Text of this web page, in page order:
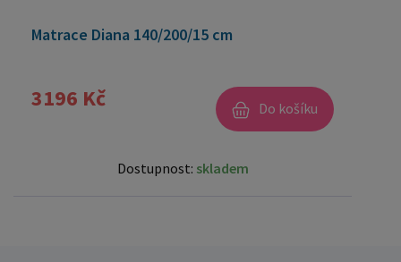
Matrace Diana 140/200/15 cm
3196 Kč Do košíku
Dostupnost: skladem